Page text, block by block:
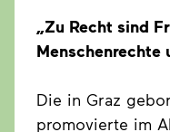
„Zu Recht sind
Menschenrechte
Die in Graz
promovierte im